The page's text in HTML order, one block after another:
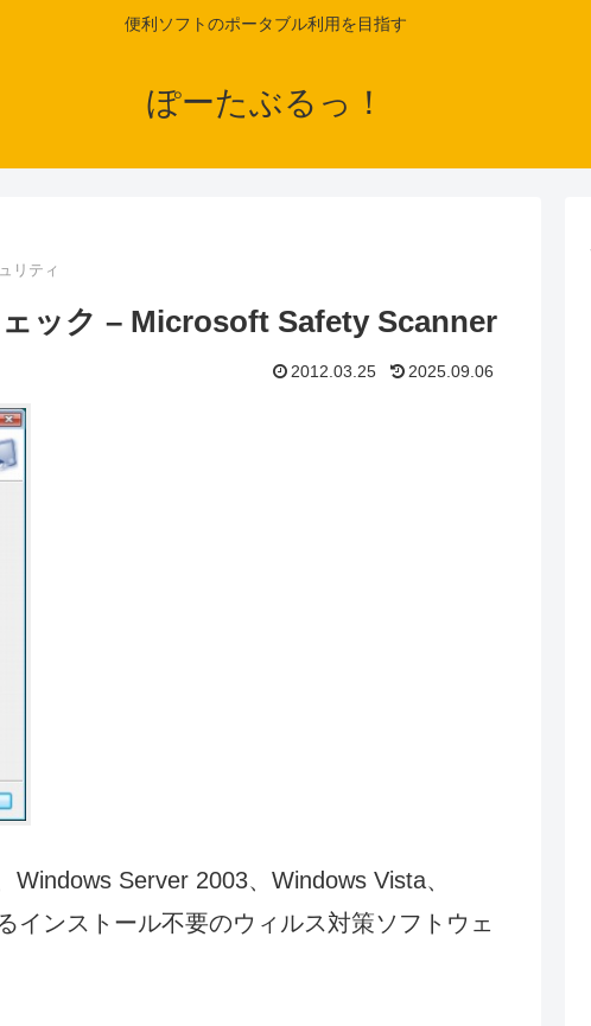
便利ソフトのポータブル利用を目指す
ぽーたぶるっ！
リティ
ック – Microsoft Safety Scanner
2012.03.25 2025.09.06
Server 2003、Windows Vista、
インストール不要のウィルス対策ソフトウェ